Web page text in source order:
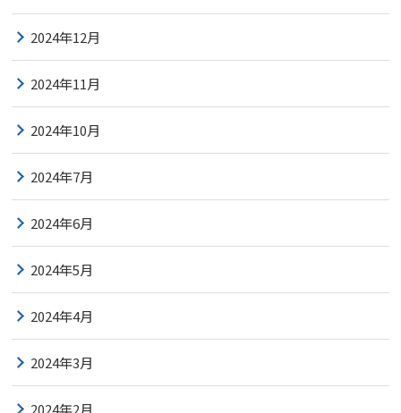
2024年12月
2024年11月
2024年10月
2024年7月
2024年6月
2024年5月
2024年4月
2024年3月